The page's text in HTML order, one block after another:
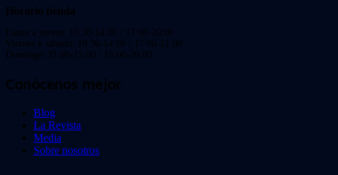
Horario tienda
Lunes a jueves: 10:30-14:00 / 17:00-20:00
Viernes y sábado: 10:30-14:00 / 17:00-21:00
Domingo: 11:00-15:00 / 16:00-20:00
Conócenos mejor
Blog
La Revista
Media
Sobre nosotros